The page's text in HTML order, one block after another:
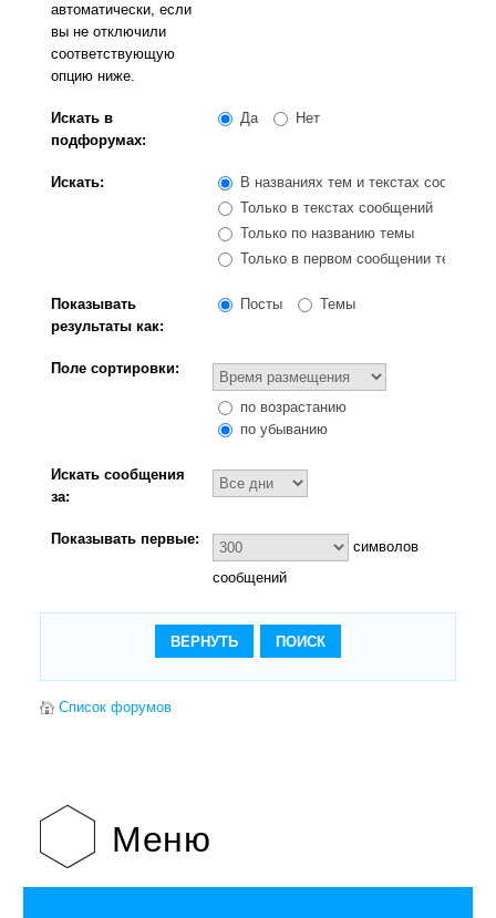
автоматически, если
вы не отключили
соответствующую
опцию ниже.
Искать в
подфорумах:
Да Нет
Искать:
В названиях тем и текстах
Только в текстах сообщений
Только по названию темы
Только в первом сообщении темы
Показывать
результаты как:
Посты Темы
Поле сортировки:
по возрастанию
по убыванию
Искать сообщения
за:
Показывать первые: символов
сообщений
Список форумов
Меню